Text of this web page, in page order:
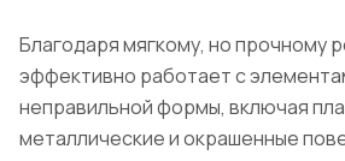
Благодаря мягкому, но прочному
эффективно работает с
неправильной формы, включая
металлические и окрашенные